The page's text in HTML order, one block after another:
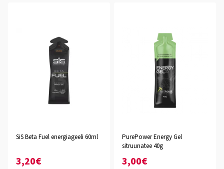
SiS Beta Fuel energiageeli 60ml
3,20€
PurePower Energy Gel
sitruunatee 40g
3,00€